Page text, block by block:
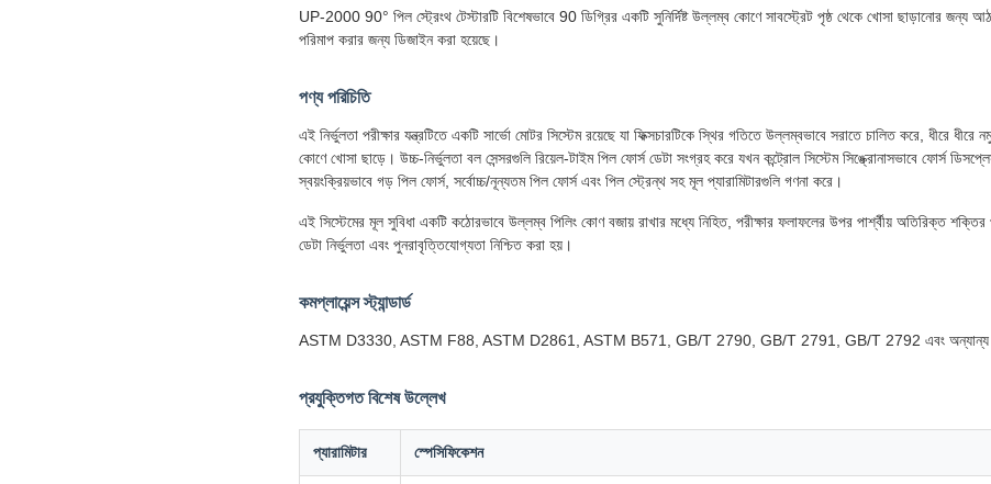
UP-2000 90° পিল স্ট্রেংথ টেস্টারটি বিশেষভাবে 90 ডিগ্রির একটি সুনির্দিষ্ট উল্লম্ব কোণে সাবস্ট্রেট পৃষ্ঠ থেকে খোসা ছাড়ানোর জন্য
পরিমাপ করার জন্য ডিজাইন করা হয়েছে।
পণ্য পরিচিতি
এই নির্ভুলতা পরীক্ষার যন্ত্রটিতে একটি সার্ভো মোটর সিস্টেম রয়েছে যা ফিক্সচারটিকে স্থির গতিতে উল্লম্বভাবে সরাতে চালিত করে, ধীরে
কোণে খোসা ছাড়ে। উচ্চ-নির্ভুলতা বল সেন্সরগুলি রিয়েল-টাইম পিল ফোর্স ডেটা সংগ্রহ করে যখন কন্ট্রোল সিস্টেম সিঙ্ক্রোনাসভাবে ফোর্স
স্বয়ংক্রিয়ভাবে গড় পিল ফোর্স, সর্বোচ্চ/নূন্যতম পিল ফোর্স এবং পিল স্ট্রেন্থ সহ মূল প্যারামিটারগুলি গণনা করে।
এই সিস্টেমের মূল সুবিধা একটি কঠোরভাবে উল্লম্ব পিলিং কোণ বজায় রাখার মধ্যে নিহিত, পরীক্ষার ফলাফলের উপর পার্শ্বীয় অতিরিক্ত
ডেটা নির্ভুলতা এবং পুনরাবৃত্তিযোগ্যতা নিশ্চিত করা হয়।
কমপ্লায়েন্স স্ট্যান্ডার্ড
ASTM D3330, ASTM F88, ASTM D2861, ASTM B571, GB/T 2790, GB/T 2791, GB/T 2792 এবং অন্যান্য
প্রযুক্তিগত বিশেষ উল্লেখ
প্যারামিটার স্পেসিফিকেশন